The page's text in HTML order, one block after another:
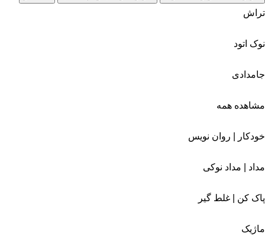
تراش
نوک اتود
جامدادی
مشاهده همه
خودکار | روان نویس
مداد | مداد نوکی
پاک کن | غلط گیر
ماژیک